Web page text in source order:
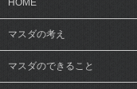
HOME
マスダの考え
マスダのできること